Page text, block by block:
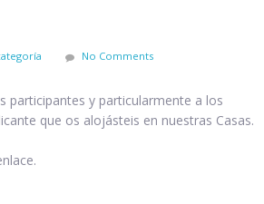
No Comments
participantes y particularmente a los
que os alojásteis en nuestras Casas.